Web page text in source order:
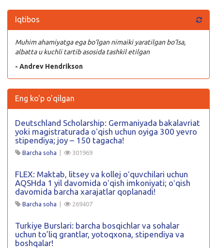
Iqtibos
Muhim ahamiyatga ega bo’lgan nimaiki yaratilgan bo’lsa,
albatta u kuchli tartib asosida tashkil etilgan
- Andrev Hendrikson
Eng ko'p o'qilgan
Deutschland Scholarship: Germaniyada bakalavriat
yoki magistraturada oʻqish uchun oyiga 300 yevro
stipendiya; joy – 150 tagacha!
Barcha soha | 301969
FLEX: Maktab, litsey va kollej oʻquvchilari uchun
AQSHda 1 yil davomida oʻqish imkoniyati; oʻqish
davomida barcha xarajatlar qoplanadi!
Barcha soha | 269407
Turkiye Burslari: barcha bosqichlar va sohalar
uchun to’liq grantlar, yotoqxona, stipendiya va
boshqalar!